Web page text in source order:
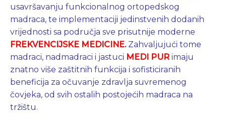
usavršavanju funkcionalnog ortopedskog
madraca, te implementaciji jedinstvenih dodanih
vrijednosti sa područja sve prisutnije moderne
FREKVENCIJSKE MEDICINE. Zahvaljujući tome
madraci, nadmadraci i jastuci MEDI PUR imaju
znatno više zaštitnih funkcija i sofisticiranih
beneficija za očuvanje zdravlja suvremenog
čovjeka, od svih ostalih postojećih madraca na
tržištu.